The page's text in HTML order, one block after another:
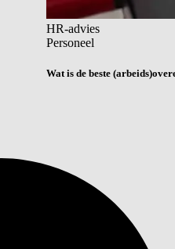
HR-advies
Personeel
Wat is de beste